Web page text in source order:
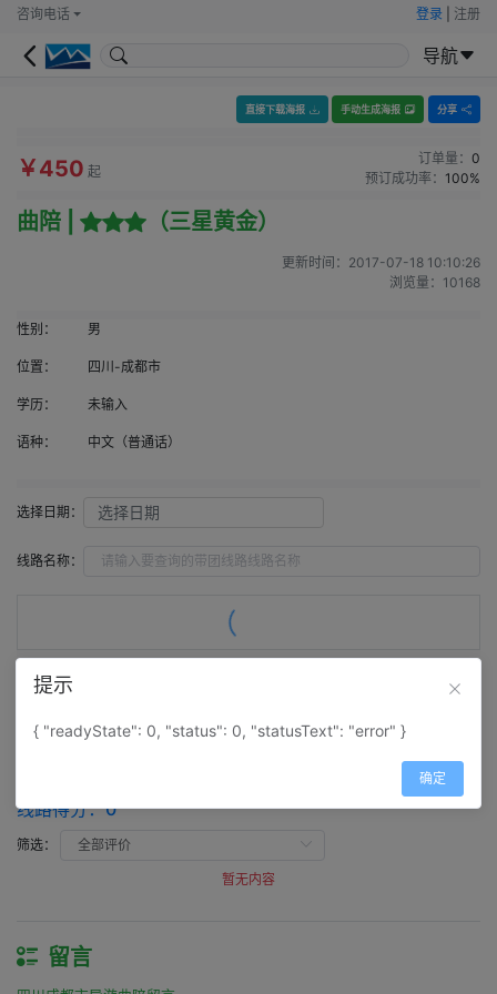
咨询电话 登录 注册
导航
直接下载海报 手动生成海报 分享
￥450 起
订单量： 0
预订成功率： 100%
曲陪 | （三星黄金）
更新时间： 2017-07-18 10:10:26
浏览量： 10168
性别： 男
位置： 四川-成都市
学历： 未输入
语种： 中文（普通话）
选择日期：
线路名称：
评价（0
评价
线路得分：0
筛选：
暂无内容
留言
提示
{ "readyState": 0, "status": 0, "statusText": "error" }
确定